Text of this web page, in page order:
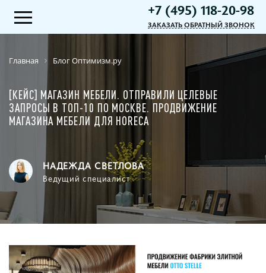
+7 (495) 118-20-98
ЗАКАЗАТЬ ОБРАТНЫЙ ЗВОНОК
Главная Блог Оптимизм.ру
[КЕЙС] МАГАЗИН МЕБЕЛИ. ОТПРАВИЛИ ЦЕЛЕВЫЕ
ЗАПРОСЫ В ТОП-10 ПО МОСКВЕ. ПРОДВИЖЕНИЕ
МАГАЗИНА МЕБЕЛИ ДЛЯ HORECA
НАДЕЖДА СВЕТЛОВА
Ведущий специалист